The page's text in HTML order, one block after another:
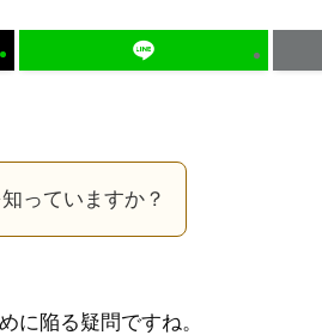
っていますか？
に陥る疑問ですね。